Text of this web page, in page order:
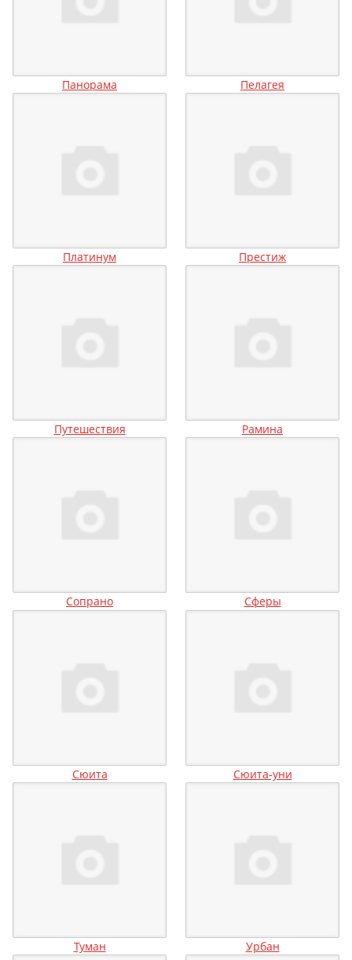
Панорама Пелагея
Платинум Престиж
Путешествия Рамина
Сопрано Сферы
Сюита Сюита-уни
Туман Урбан